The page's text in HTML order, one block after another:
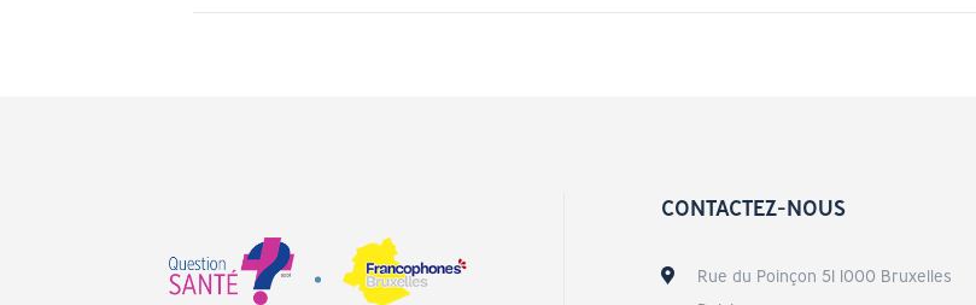
CONTACTEZ-NOUS
Rue du Poinçon 51 1000 Bruxelles